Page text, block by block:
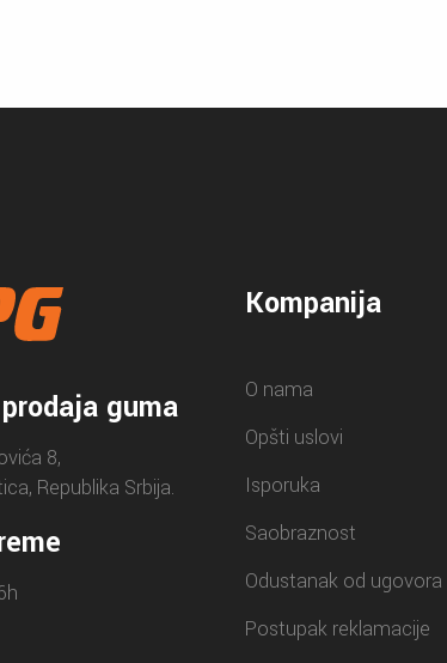
guma
8,
Republika Srbija.
Kompanija
O nama
Opšti uslovi
Isporuka
Saobraznost
Odustanak od ugovora
Postupak reklamacije